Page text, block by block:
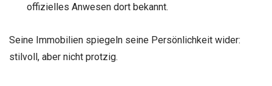
offizielles Anwesen dort bekannt.
Seine Immobilien spiegeln seine Persönlichkeit wider:
stilvoll, aber nicht protzig.